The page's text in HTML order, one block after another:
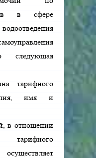
в сфере
следующая
тарифного
имя и
в отношении